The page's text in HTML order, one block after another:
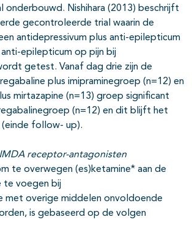
onderbouwd. Nishihara (2013) beschrijft
gecontroleerde trial waarin de
antidepressivum plus anti-epilepticum
anti-epilepticum op pijn bij
getest. Vanaf dag drie zijn de
plus imipraminegroep (n=12) en
mirtazapine (n=13) groep significant
(n=12) en dit blijft het
follow- up).
receptor-antagonisten
te overwegen (es)ketamine* aan de
te voegen bij
met overige middelen onvoldoende
is gebaseerd op de volgen